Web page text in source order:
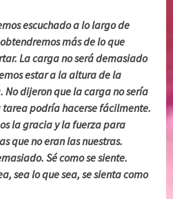
escuchado a lo largo de
más de lo que
La carga no será demasiado
estar a la altura de la
No dijeron que la carga no sería
podría hacerse fácilmente.
la gracia y la fuerza para
que no eran las nuestras.
Sé como se siente.
sea lo que sea, se sienta como